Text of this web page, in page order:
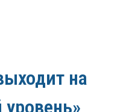
на